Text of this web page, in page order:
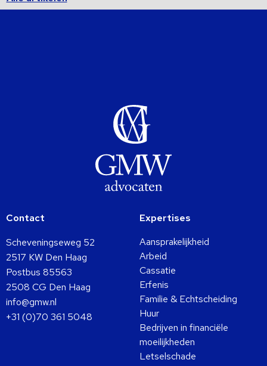
Contact
Scheveningseweg 52
2517 KW Den Haag
Postbus 85563
2508 CG Den Haag
info@gmw.nl
+31 (0)70 361 5048
Expertises
Aansprakelijkheid
Arbeid
Cassatie
Erfenis
Familie & Echtscheiding
Huur
Bedrijven in financiële
moeilijkheden
Letselschade